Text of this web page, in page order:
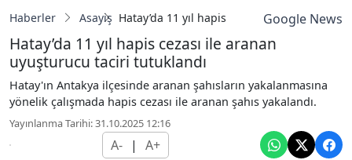
Haberler Asayiş Hatay’da 11 yıl hapis cezası ile aranan
Google News
Hatay’da 11 yıl hapis cezası ile aranan
uyuşturucu taciri tutuklandı
Hatay'ın Antakya ilçesinde aranan şahısların yakalanmasına
yönelik çalışmada hapis cezası ile aranan şahıs yakalandı.
Yayınlanma Tarihi: 31.10.2025 12:16
A- | A+